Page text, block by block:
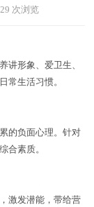
次浏览
讲形象、爱卫生、
常生活习惯。
的负面心理。针对
合素质。
激发潜能，带给营